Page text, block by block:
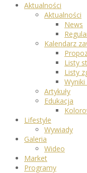
Aktualności
Aktualności
News
Kalendarz
Listy
Listy
Artykuły
Edukacja
Lifestyle
Wywiady
Galeria
Wideo
Market
Programy